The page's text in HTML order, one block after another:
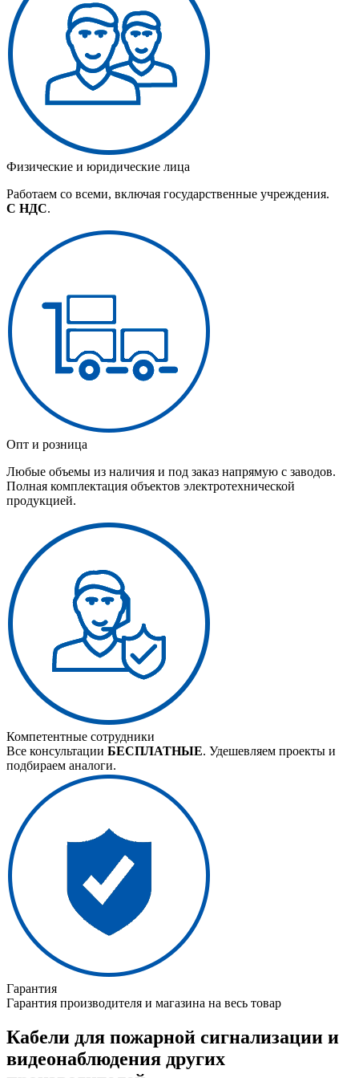
Физические и юридические лица
Работаем со всеми, включая государственные учреждения.
С НДС.
Опт и розница
Любые объемы из наличия и под заказ напрямую с заводов.
Полная комплектация объектов электротехнической
продукцией.
Компетентные сотрудники
Все консультации БЕСПЛАТНЫЕ. Удешевляем проекты и
подбираем аналоги.
Гарантия
Гарантия производителя и магазина на весь товар
Кабели для пожарной сигнализации и
видеонаблюдения других